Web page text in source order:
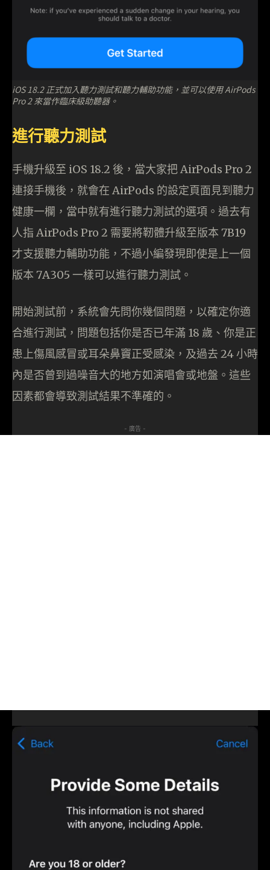
iOS 18.2 正式加入聽力測試和聽力輔助功能，並可以使用 AirPods
Pro 2 來當作臨床級助聽器。
進行聽力測試
手機升級至 iOS 18.2 後，當大家把 AirPods Pro 2
連接手機後，就會在 AirPods 的設定頁面見到聽力
健康一欄，當中就有進行聽力測試的選項。過去有
人指 AirPods Pro 2 需要將靭體升級至版本 7B19
才支援聽力輔助功能，不過小編發現即使是上一個
版本 7A305 一樣可以進行聽力測試。
開始測試前，系統會先問你幾個問題，以確定你適
合進行測試，問題包括你是否已年滿 18 歲、你是正
患上傷風感冒或耳朵鼻竇正受感染，及過去 24 小時
內是否曾到過噪音大的地方如演唱會或地盤。這些
因素都會導致測試結果不準確的。
- 廣告 -